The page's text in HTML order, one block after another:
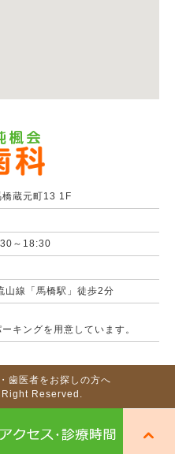
橋蔵元町13 1F
～18:30
山線「馬橋駅」徒歩2分
キングを用意しています。
歯医者をお探しの方へ
Reserved.